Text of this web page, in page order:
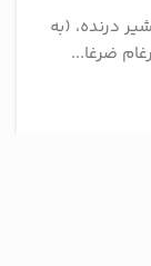
درنده، (به
ضرغا...